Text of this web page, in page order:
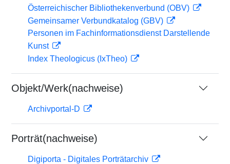
Österreichischer Bibliothekenverbund (OBV)
Gemeinsamer Verbundkatalog (GBV)
Personen im Fachinformationsdienst Darstellende
Kunst
Index Theologicus (IxTheo)
Objekt/Werk(nachweise)
Archivportal-D
Porträt(nachweise)
Digiporta - Digitales Porträtarchiv